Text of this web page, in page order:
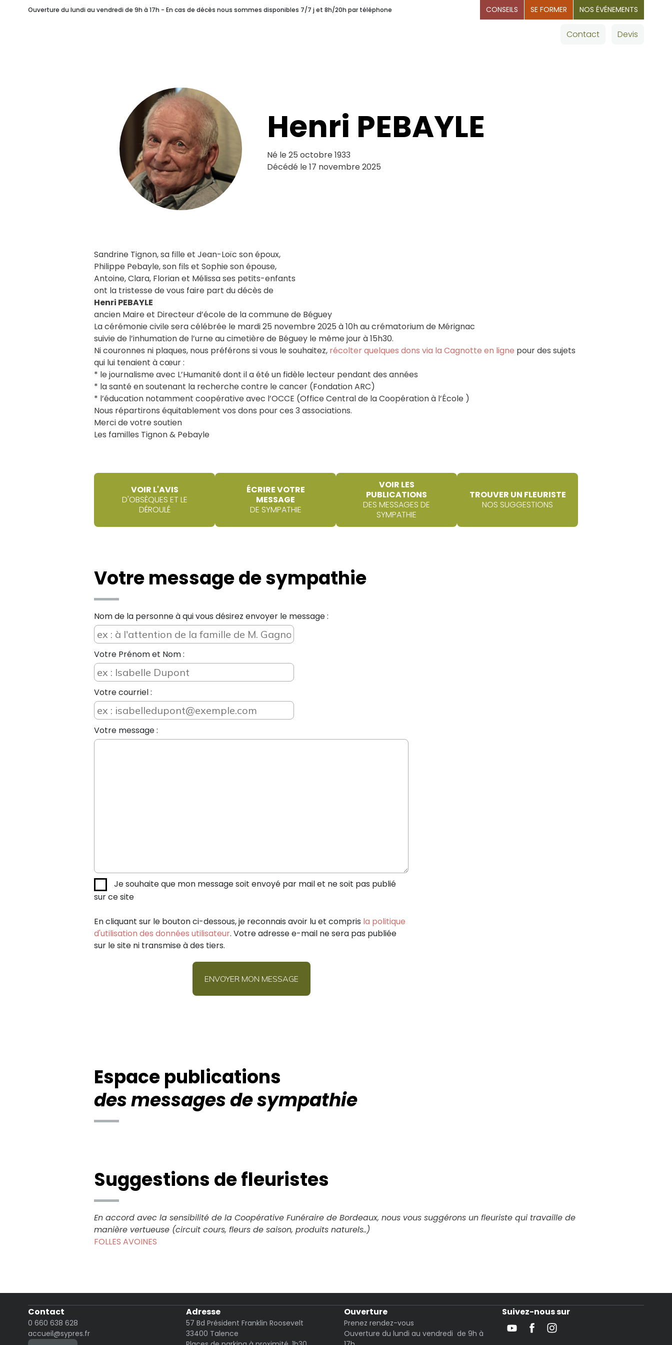
Ouverture du lundi au vendredi de 9h à 17h - En cas de décès nous sommes disponibles 7/7 j et 8h/20h par téléphone CONSEILS SE FORMER NOS ÉVÉNEMENTS
Combien ça coûte ?
Une Coopérative Funéraire
Contact Devis
Henri PEBAYLE
Né le 25 octobre 1933
Décédé le 17 novembre 2025
Sandrine Tignon, sa fille et Jean-Loïc son époux,
Philippe Pebayle, son fils et Sophie son épouse,
Antoine, Clara, Florian et Mélissa ses petits-enfants
ont la tristesse de vous faire part du décès de
Henri PEBAYLE
ancien Maire et Directeur d’école de la commune de Béguey
La cérémonie civile sera célébrée le mardi 25 novembre 2025 à 10h au crématorium de Mérignac
suivie de l’inhumation de l’urne au cimetière de Béguey le même jour à 15h30.
Ni couronnes ni plaques, nous préférons si vous le souhaitez, récolter quelques dons via la Cagnotte en ligne pour des sujets
qui lui tenaient à cœur :
* le journalisme avec L’Humanité dont il a été un fidèle lecteur pendant des années
* la santé en soutenant la recherche contre le cancer (Fondation ARC)
* l’éducation notamment coopérative avec l’OCCE (Office Central de la Coopération à l’École )
Nous répartirons équitablement vos dons pour ces 3 associations.
Merci de votre soutien
Les familles Tignon & Pebayle
VOIR L'AVIS
D'OBSÈQUES ET LE
DÉROULÉ
ÉCRIRE VOTRE
MESSAGE
DE SYMPATHIE
VOIR LES
PUBLICATIONS
DES MESSAGES DE
SYMPATHIE
TROUVER UN FLEURISTE
NOS SUGGESTIONS
Votre message de sympathie
Nom de la personne à qui vous désirez envoyer le message :
Votre Prénom et Nom :
Votre courriel :
Votre message :
Je souhaite que mon message soit envoyé par mail et ne soit pas publié
sur ce site
En cliquant sur le bouton ci-dessous, je reconnais avoir lu et compris la politique
d'utilisation des données utilisateur. Votre adresse e-mail ne sera pas publiée
sur le site ni transmise à des tiers.
Espace publications
des messages de sympathie
Suggestions de fleuristes
En accord avec la sensibilité de la Coopérative Funéraire de Bordeaux, nous vous suggérons un fleuriste qui travaille de
manière vertueuse (circuit cours, fleurs de saison, produits naturels..)
FOLLES AVOINES
Contact
0 660 638 628
accueil@sypres.fr
Adresse
57 Bd Président Franklin Roosevelt
33400 Talence
Ouverture
Prenez rendez-vous
Ouverture du lundi au vendredi de 9h à
Suivez-nous sur